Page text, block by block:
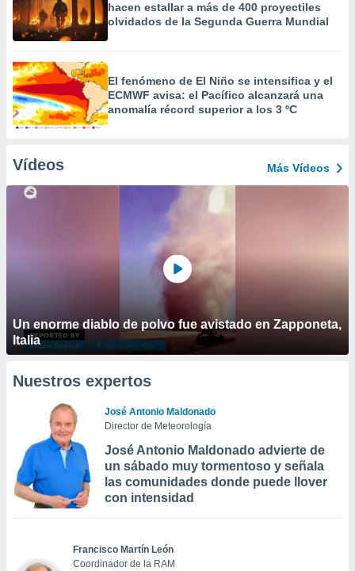
hacen estallar a más de 400 proyectiles
olvidados de la Segunda Guerra Mundial
El fenómeno de El Niño se intensifica y el
ECMWF avisa: el Pacífico alcanzará una
anomalía récord superior a los 3 ºC
Vídeos Más Vídeos
Un enorme diablo de polvo fue avistado en Zapponeta,
Italia
Nuestros expertos
José Antonio Maldonado
Director de Meteorología
José Antonio Maldonado advierte de
un sábado muy tormentoso y señala
las comunidades donde puede llover
con intensidad
Francisco Martín León
Coordinador de la RAM